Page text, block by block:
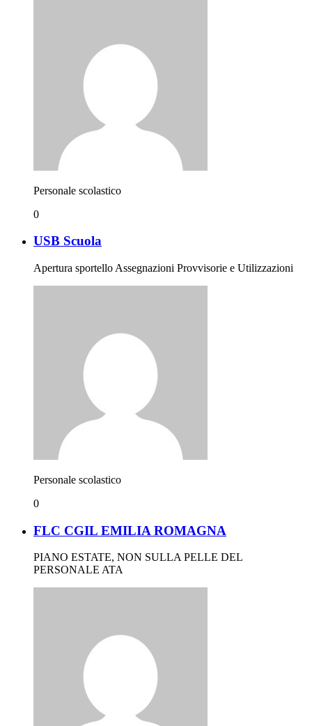
Personale scolastico
0
USB Scuola
Apertura sportello Assegnazioni Provvisorie e Utilizzazioni
Personale scolastico
0
FLC CGIL EMILIA ROMAGNA
PIANO ESTATE, NON SULLA PELLE DEL
PERSONALE ATA